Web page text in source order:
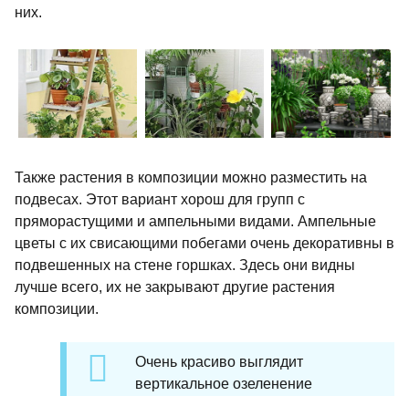
них.
Также растения в композиции можно разместить на
подвесах. Этот вариант хорош для групп с
пряморастущими и ампельными видами. Ампельные
цветы с их свисающими побегами очень декоративны в
подвешенных на стене горшках. Здесь они видны
лучше всего, их не закрывают другие растения
композиции.
Очень красиво выглядит
вертикальное озеленение